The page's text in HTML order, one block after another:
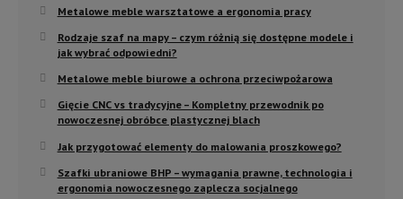
Metalowe meble warsztatowe a ergonomia pracy
Rodzaje szaf na mapy – czym różnią się dostępne modele i
jak wybrać odpowiedni?
Metalowe meble biurowe a ochrona przeciwpożarowa
Gięcie CNC vs tradycyjne – Kompletny przewodnik po
nowoczesnej obróbce plastycznej blach
Jak przygotować elementy do malowania proszkowego?
Szafki ubraniowe BHP – wymagania prawne, technologia i
ergonomia nowoczesnego zaplecza socjalnego